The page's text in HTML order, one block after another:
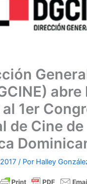
abre
1er
de Cine de
/ Por Halley